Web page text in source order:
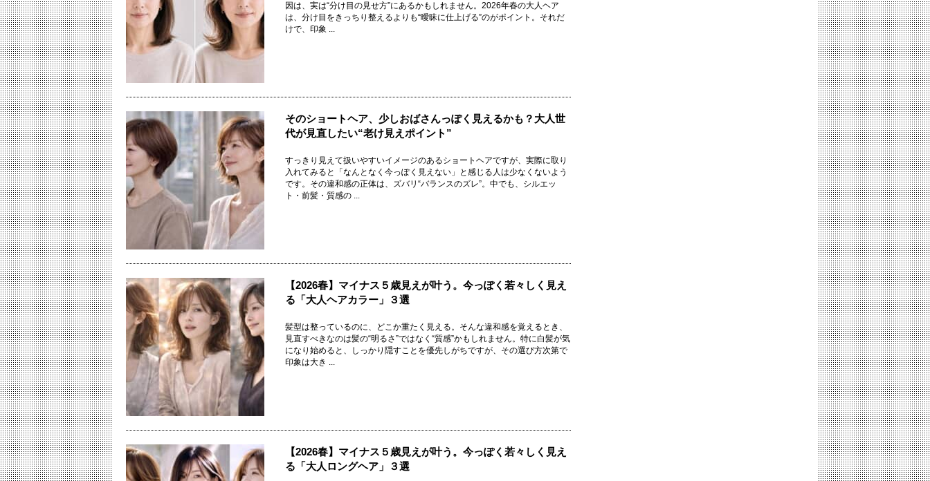
因は、実は“分け目の見せ方”にあるかもしれません。2026年春の大人ヘア
は、分け目をきっちり整えるよりも“曖昧に仕上げる”のがポイント。それだ
けで、印象 ...
そのショートヘア、少しおばさんっぽく見えるかも？大人世
代が見直したい“老け見えポイント”
すっきり見えて扱いやすいイメージのあるショートヘアですが、実際に取り
入れてみると「なんとなく今っぽく見えない」と感じる人は少なくないよう
です。その違和感の正体は、ズバリ“バランスのズレ”。中でも、シルエッ
ト・前髪・質感の ...
【2026春】マイナス５歳見えが叶う。今っぽく若々しく見え
る「大人ヘアカラー」３選
髪型は整っているのに、どこか重たく見える。そんな違和感を覚えるとき、
見直すべきなのは髪の“明るさ”ではなく“質感”かもしれません。特に白髪が気
になり始めると、しっかり隠すことを優先しがちですが、その選び方次第で
印象は大き ...
【2026春】マイナス５歳見えが叶う。今っぽく若々しく見え
る「大人ロングヘア」３選